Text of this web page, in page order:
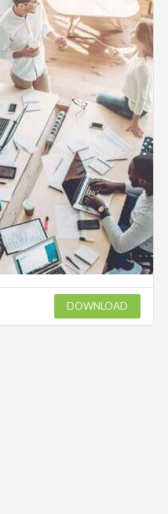
DOWNLOAD